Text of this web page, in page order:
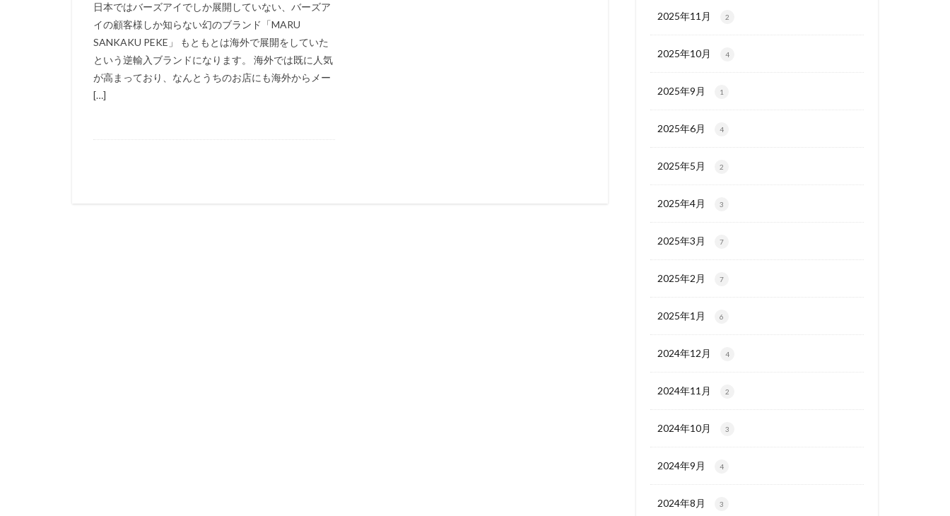
日本ではバーズアイでしか展開していない、バーズア
イの顧客様しか知らない幻のブランド「MARU
SANKAKU PEKE」 もともとは海外で展開をしていた
という逆輸入ブランドになります。 海外では既に人気
が高まっており、なんとうちのお店にも海外からメー
[…]
2025年11月 2
2025年10月 4
2025年9月 1
2025年6月 4
2025年5月 2
2025年4月 3
2025年3月 7
2025年2月 7
2025年1月 6
2024年12月 4
2024年11月 2
2024年10月 3
2024年9月 4
2024年8月 3